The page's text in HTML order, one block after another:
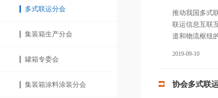
多式联运分会
集装箱生产分会
罐箱专委会
集装箱涂料涂装分会
推动我国多式
联运信息互联
道和物流枢纽
2019-09-10
协会多式联